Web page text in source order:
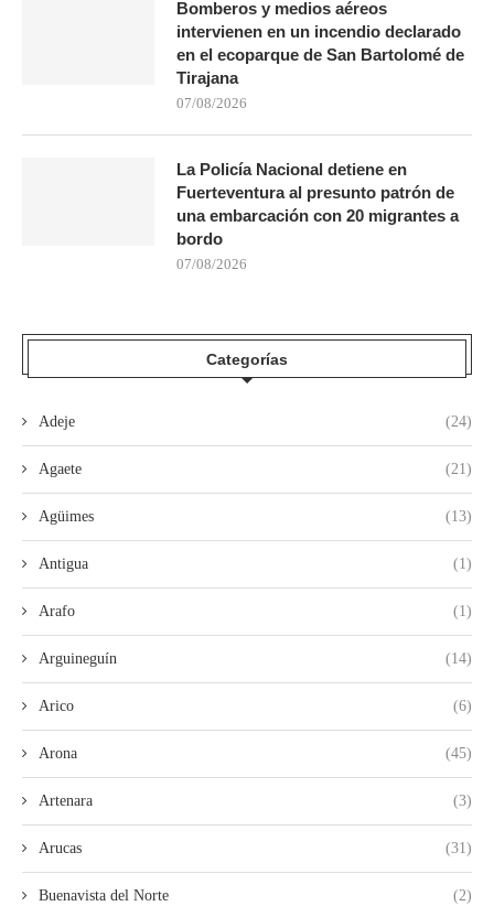
Bomberos y medios aéreos
intervienen en un incendio declarado
en el ecoparque de San Bartolomé de
Tirajana
07/08/2026
La Policía Nacional detiene en
Fuerteventura al presunto patrón de
una embarcación con 20 migrantes a
bordo
07/08/2026
Categorías
Adeje (24)
Agaete (21)
Agüimes (13)
Antigua (1)
Arafo (1)
Arguineguín (14)
Arico (6)
Arona (45)
Artenara (3)
Arucas (31)
Buenavista del Norte (2)